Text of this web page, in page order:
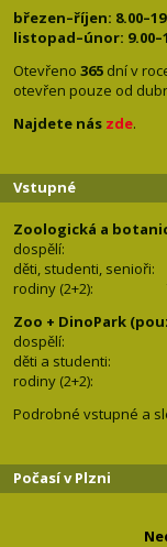
březen–říjen:
listopad–únor:
Otevřeno 365 dní v
otevřen pouze od
Najdete nás zde.
Vstupné
Zoologická a
dospělí:
děti, studenti,
rodiny (2+2):
Zoo + DinoPark
dospělí:
děti a studenti:
rodiny (2+2):
Podrobné vstupné a
Počasí v Plzni